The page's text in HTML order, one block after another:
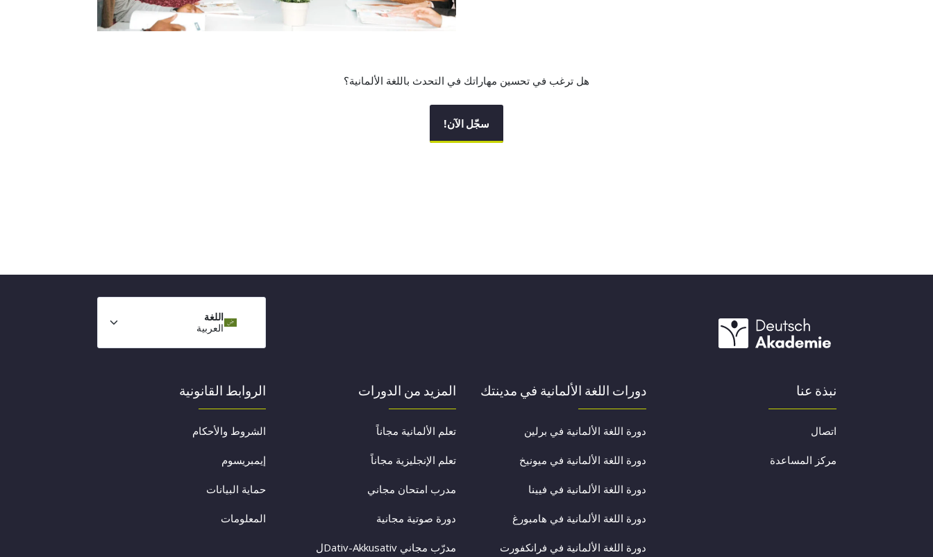
هل ترغب في تحسين مهاراتك في التحدث باللغة الألمانية؟
سجّل الآن!
اللغة
العربية
نبذة عنا
اتصال
مركز المساعدة
دورات اللغة الألمانية في مدينتك
دورة اللغة الألمانية في برلين
دورة اللغة الألمانية في ميونيخ
دورة اللغة الألمانية في فيينا
دورة اللغة الألمانية في هامبورغ
دورة اللغة الألمانية في فرانكفورت
المزيد من الدورات
تعلم الألمانية مجاناً
تعلم الإنجليزية مجاناً
مدرب امتحان مجاني
دورة صوتية مجانية
مدرّب مجاني Dativ-Akkusativل
الروابط القانونية
الشروط والأحكام
إيمبريسوم
حماية البيانات
المعلومات